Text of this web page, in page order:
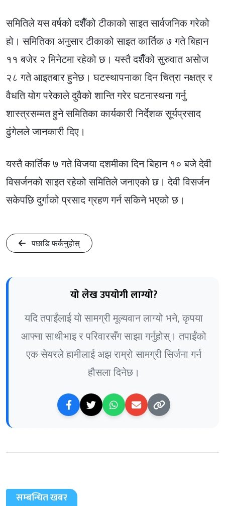
समितिले यस वर्षको दशैँको टीकाको साइत सार्वजनिक गरेको
हो। समितिका अनुसार टीकाको साइत कार्तिक ७ गते बिहान
११ बजेर २ मिनेटमा रहेको छ। यस्तै दशैँको सुरुवात असोज
२८ गते आइतबार हुनेछ। घटस्थापनाका दिन चित्रा नक्षत्र र
वैधति योग परेकाले दुवैको शान्ति गरेर घटनास्थना गर्नु
शास्त्रसम्मत हुने समितिका कार्यकारी निर्देशक सूर्यप्रसाद
ढुंगेलले जानकारी दिए।
यस्तै कार्तिक ७ गते विजया दशमीका दिन बिहान १० बजे देवी
विसर्जनको साइत रहेको समितिले जनाएको छ। देवी विसर्जन
सकेपछि दुर्गाको प्रसाद ग्रहण गर्न सकिने भएको छ।
पछाडि फर्कनुहोस्
यो लेख उपयोगी लाग्यो?
यदि तपाईंलाई यो सामग्री मूल्यवान लाग्यो भने, कृपया
आफ्ना साथीभाइ र परिवारसँग साझा गर्नुहोस्। तपाईंको
एक सेयरले हामीलाई अझ राम्रो सामग्री सिर्जना गर्न
हौसला दिनेछ।
सम्बन्धित खबर